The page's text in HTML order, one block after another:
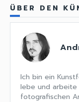
ÜBER DEN
Ich bin ein
lebe und arbeite
fotografischen